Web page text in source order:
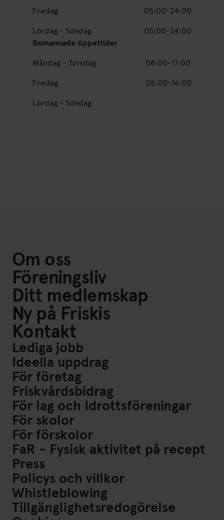
Fredag 05:00-24:00
Lördag - Söndag
05:00-24:00
Bemannade öppettider
Måndag - Torsdag 08:00-17:00
Fredag 08:00-16:00
Lördag - Söndag
Om oss
Föreningsliv
Ditt medlemskap
Ny på Friskis
Kontakt
Lediga jobb
Ideella uppdrag
För företag
Friskvårdsbidrag
För lag och Idrottsföreningar
För skolor
För förskolor
FaR - Fysisk aktivitet på recept
Press
Policys och villkor
Whistleblowing
Tillgänglighetsredogörelse